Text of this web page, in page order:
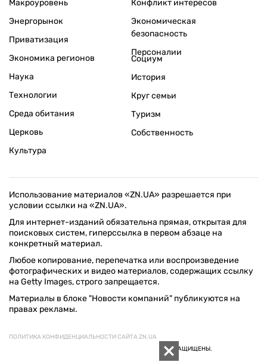
Макроуровень
Энергорынок
Приватизация
Экономика регионов
Конфликт интересов
Экономическая
безопасность
Персоналии
Наука
Технологии
Среда обитания
Церковь
Культура
Социум
История
Круг семьи
Туризм
Собственность
Использование материалов «ZN.UA» разрешается при
условии ссылки на «ZN.UA».
Для интернет-изданий обязательна прямая, открытая для
поисковых систем, гиперссылка в первом абзаце на
конкретный материал.
Любое копирование, перепечатка или воспроизведение
фотографических и видео материалов, содержащих ссылку
на Getty Images, строго запрещается.
Материалы в блоке "Новости компаний" публикуются на
правах рекламы.
ПОЛИТИКА КОНФИДЕНЦИАЛЬНОСТИ САЙТА ZN.UA
© 1994–2026 «ЗЕРКАЛО НЕДЕЛИ. УКРАИНА». ВСЕ ПРАВА ЗАЩИЩЕНЫ.